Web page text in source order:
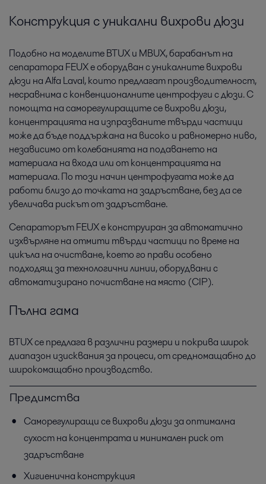
Конструкция с уникални вихрови дюзи
Подобно на моделите BTUX и MBUX, барабанът на
сепаратора FEUX е оборудван с уникалните вихрови
дюзи на Alfa Laval, които предлагат производителност,
несравнима с конвенционалните центрофуги с дюзи. С
помощта на саморегулиращите се вихрови дюзи,
концентрацията на изпразваните твърди частици
може да бъде поддържана на високо и равномерно ниво,
независимо от колебанията на подаването на
материала на входа или от концентрацията на
материала. По този начин центрофугата може да
работи близо до точката на задръстване, без да се
увеличава рискът от задръстване.
Сепараторът FEUX е конструиран за автоматично
изхвърляне на отмити твърди частици по време на
цикъла на очистване, което го прави особено
подходящ за технологични линии, оборудвани с
автоматизирано почистване на място (CIP).
Пълна гама
BTUX се предлага в различни размери и покрива широк
диапазон изисквания за процеси, от средномащабно до
широкомащабно производство.
Предимства
Саморегулиращи се вихрови дюзи за оптимална
сухост на концентрата и минимален риск от
задръстване
Хигиенична конструкция